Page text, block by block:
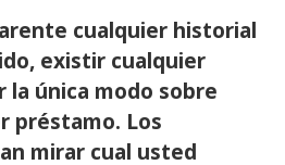
cualquier historial
existir cualquier
la única modo sobre
préstamo. Los
mirar cual usted